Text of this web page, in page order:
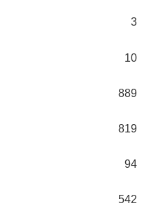
3
10
889
819
94
542